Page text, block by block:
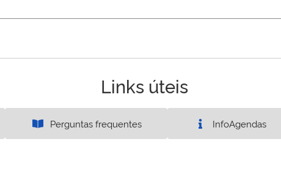
Links úteis
Perguntas frequentes InfoAgendas